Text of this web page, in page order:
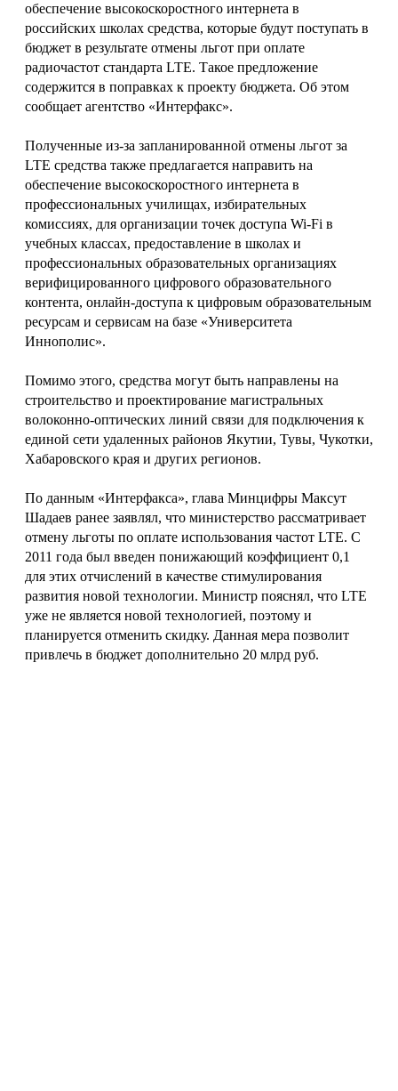
обеспечение высокоскоростного интернета в
российских школах средства, которые будут поступать в
бюджет в результате отмены льгот при оплате
радиочастот стандарта LTE. Такое предложение
содержится в поправках к проекту бюджета. Об этом
сообщает агентство «Интерфакс».
Полученные из-за запланированной отмены льгот за
LTE средства также предлагается направить на
обеспечение высокоскоростного интернета в
профессиональных училищах, избирательных
комиссиях, для организации точек доступа Wi-Fi в
учебных классах, предоставление в школах и
профессиональных образовательных организациях
верифицированного цифрового образовательного
контента, онлайн-доступа к цифровым образовательным
ресурсам и сервисам на базе «Университета
Иннополис».
Помимо этого, средства могут быть направлены на
строительство и проектирование магистральных
волоконно-оптических линий связи для подключения к
единой сети удаленных районов Якутии, Тувы, Чукотки,
Хабаровского края и других регионов.
По данным «Интерфакса», глава Минцифры Максут
Шадаев ранее заявлял, что министерство рассматривает
отмену льготы по оплате использования частот LTE. С
2011 года был введен понижающий коэффициент 0,1
для этих отчислений в качестве стимулирования
развития новой технологии. Министр пояснял, что LTE
уже не является новой технологией, поэтому и
планируется отменить скидку. Данная мера позволит
привлечь в бюджет дополнительно 20 млрд руб.